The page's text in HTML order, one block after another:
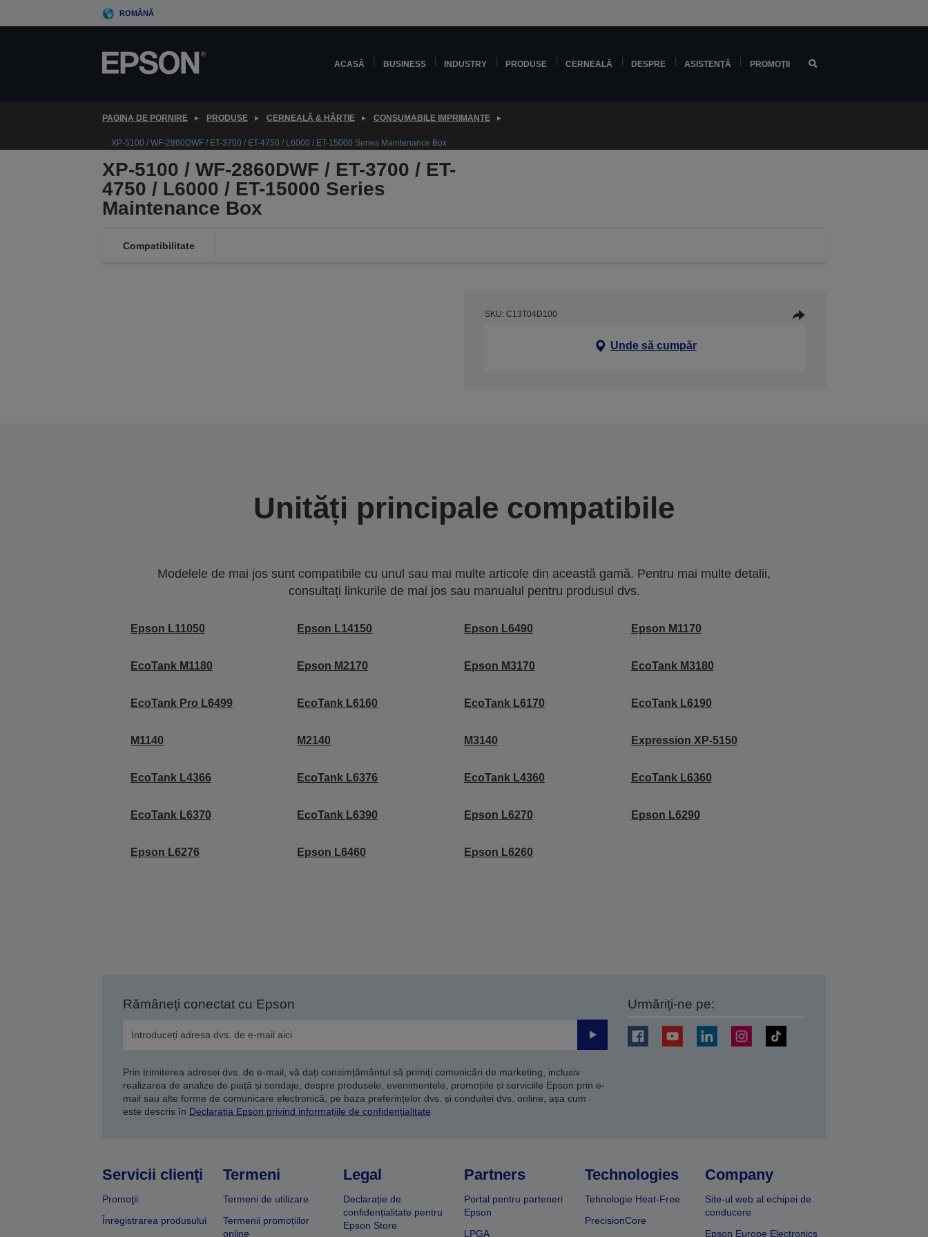
to
ROMÂNĂ
ACASĂ BUSINESS INDUSTRY PRODUSE CERNEALĂ DESPRE ASISTENŢĂ PROMOŢII
PAGINA DE PORNIRE PRODUSE CERNEALĂ & HÂRTIE CONSUMABILE IMPRIMANTE
XP-5100 / WF-2860DWF / ET-3700 / ET-4750 / L6000 / ET-15000 Series Maintenance Box
XP-5100 / WF-2860DWF / ET-3700 / ET-
4750 / L6000 / ET-15000 Series
Maintenance Box
Compatibilitate
SKU: C13T04D100
Unde să cumpăr
Unități principale compatibile
Modelele de mai jos sunt compatibile cu unul sau mai multe articole din această gamă. Pentru mai multe detalii,
consultați linkurile de mai jos sau manualul pentru produsul dvs.
Epson L11050 Epson L14150 Epson L6490 Epson M1170
EcoTank M1180 Epson M2170 Epson M3170 EcoTank M3180
EcoTank Pro L6499 EcoTank L6160 EcoTank L6170 EcoTank L6190
M1140 M2140 M3140 Expression XP-5150
EcoTank L4366 EcoTank L6376 EcoTank L4360 EcoTank L6360
EcoTank L6370 EcoTank L6390 Epson L6270 Epson L6290
Epson L6276 Epson L6460 Epson L6260
Rămâneți conectat cu Epson
Trimiteți
Prin trimiterea adresei dvs. de e-mail, vă dați consimțământul să primiți comunicări de marketing, inclusiv
realizarea de analize de piață și sondaje, despre produsele, evenimentele, promoțiile și serviciile Epson prin e-
mail sau alte forme de comunicare electronică, pe baza preferințelor dvs. și conduitei dvs. online, așa cum
este descris în Declarația Epson privind informațiile de confidențialitate
Urmăriți-ne pe:
Servicii clienţi
Promoţii
Înregistrarea produsului
Termeni
Termeni de utilizare
Termenii promoțiilor
online
Legal
Declarație de
confidențialitate pentru
Epson Store
Partners
Portal pentru parteneri
Epson
LPGA
Technologies
Tehnologie Heat-Free
PrecisionCore
Company
Site-ul web al echipei de
conducere
Epson Europe Electronics